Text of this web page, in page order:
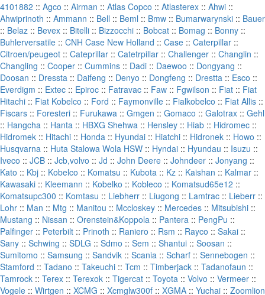
4101882 :: Agco :: Airman :: Atlas Copco :: Atlasterex :: Ahwi ::
Ahwiprinoth :: Ammann :: Bell :: Beml :: Bmw :: Bumarwarynski :: Bauer
:: Belaz :: Bevex :: Bitelli :: Bizzocchi :: Bobcat :: Bomag :: Bonny ::
Buhlerversatile :: CNH Case New Holland :: Case :: Caterpillar ::
Citroen/peugeot :: Cateprillar :: Catetrpillar :: Challenger :: Changlin ::
Changling :: Cooper :: Cummins :: Dadi :: Daewoo :: Dongyang ::
Doosan :: Dressta :: Daifeng :: Denyo :: Dongfeng :: Drestta :: Esco ::
Everdigm :: Extec :: Epiroc :: Fatravac :: Faw :: Fgwilson :: Fiat :: Fiat
Hitachi :: Fiat Kobelco :: Ford :: Faymonville :: Fialkobelco :: Fiat Allis ::
Fiscars :: Foresteri :: Furukawa :: Gmgen :: Gomaco :: Galotrax :: Gehl
:: Hangcha :: Hanta :: HBXG Shehwa :: Hensley :: Hiab :: Hidromec ::
Hidromek :: Hitachi :: Honda :: Hyundai :: Hiatchi :: Hidronek :: Howo ::
Husqvarna :: Huta Stalowa Wola HSW :: Hyndai :: Hyundau :: Isuzu ::
Iveco :: JCB :: Jcb,volvo :: Jd :: John Deere :: Johndeer :: Jonyang ::
Kato :: Kbj :: Kobelco :: Komatsu :: Kubota :: Kz :: Kaishan :: Kalmar ::
Kawasaki :: Kleemann :: Kobelko :: Kobleco :: Komatsud65e12 ::
Komatsupc300 :: Komtasu :: Liebherr :: Liugong :: Lamtrac :: Lieberr ::
Lohr :: Man :: Mtg :: Manitou :: Mccloskey :: Mercedes :: Mitsubishi ::
Mustang :: Nissan :: Orenstein&Koppola :: Pantera :: PengPu ::
Palfinger :: Peterbilt :: Prinoth :: Raniero :: Rsm :: Rayco :: Sakai ::
Sany :: Schwing :: SDLG :: Sdmo :: Sem :: Shantui :: Soosan ::
Sumitomo :: Samsung :: Sandvik :: Scania :: Scharf :: Sennebogen ::
Stamford :: Tadano :: Takeuchi :: Tcm :: Timberjack :: Tadanofaun ::
Tamrock :: Terex :: Terexok :: Tigercat :: Toyota :: Volvo :: Vermeer ::
Vogele :: Wirtgen :: XCMG :: Xcmglw300f :: XGMA :: Yuchai :: Zoomlion